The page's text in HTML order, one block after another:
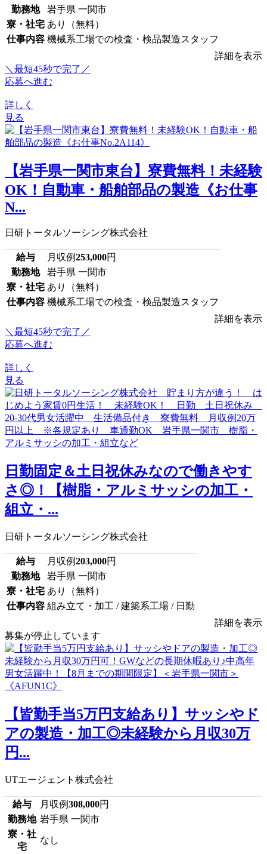
勤務地
岩手県 一関市
寮・社宅 あり（無料）
仕事内容 機械系工場での検査・検品製造スタッフ
詳細を表示
＼最短45秒で完了／
応募へ進む
詳しく
見る
【岩手県一関市東台】寮費無料！未経験
OK！自動車・船舶部品の製造《お仕事
N...
日研トータルソーシング株式会社
給与 月収例253,000円
勤務地
岩手県 一関市
寮・社宅 あり（無料）
仕事内容 機械系工場での検査・検品製造スタッフ
詳細を表示
＼最短45秒で完了／
応募へ進む
詳しく
見る
日勤固定＆土日祝休みなので働きやす
さ◎！【樹脂・アルミサッシの加工・
組立・...
日研トータルソーシング株式会社
給与 月収例203,000円
勤務地
岩手県 一関市
寮・社宅 あり（無料）
仕事内容 組み立て・加工 / 建築系工場 / 日勤
詳細を表示
募集が停止しています
【皆勤手当5万円支給あり】サッシやド
アの製造・加工◎未経験から月収30万
円...
UTエージェント株式会社
給与 月収例308,000円
勤務地 岩手県 一関市
寮・社
宅
なし